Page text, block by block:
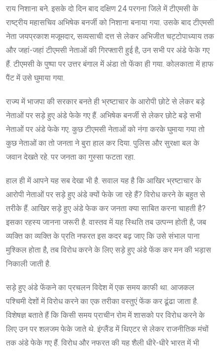
राय निशाना बने. इसके दो दिन बाद दक्षिण 24 परगना जिले में टीएमसी के
राष्ट्रीय महासचिव अभिषेक बनर्जी को निशाना बनाया गया. उसके बाद टीएमसी
नेता जयप्रकाश मजूमदार, सव्यसाची दत्त से लेकर अभिजीत चट्टोपाध्याय तक
और जहां-जहां टीएमसी नेताओं की गिरफ्तारी हुई है, उन सभी पर अंडे फेके गए
हैं. टीएमसी के पुष्पा पर उत्तर बंगाल में अंडा तो फेंका ही गया. कोलकाता में हाफ
पैंट में उसे घुमाया गया.
राज्य में भाजपा की सरकार बनते ही भ्रष्टाचार के आरोपी छोटे से लेकर बड़े
नेताओं पर सड़े हुए अंडे फेके गए हैं. अभिषेक बनर्जी से लेकर छोटे बड़े सभी
नेताओं पर अंडे फेके गए. कुछ टीएमसी नेताओं को नंगा करके घुमाया गया तो
कुछ नेताओं का तो जनता ने बुरा हाल कर दिया. पुलिस और सुरक्षा बल के
जवान देखते रहे. पर जनता का गुस्सा फटता रहा.
हाल ही में आपने यह सब देखा भी है. सवाल यह है कि आखिर भ्रष्टाचार के
आरोपी नेताओं पर सड़े हुए अंडे क्यों फेके जा रहे हैं? विरोध करने के बहुत से
तरीके हैं. आखिर सड़े हुए अंडे फेक कर जनता क्या साबित करना चाहती है?
इसका रहस्य जानना जरूरी है. वास्तव में यह स्थिति तब उत्पन्न होती है, जब
व्यक्ति का व्यक्ति के प्रति नफरत इस कदर बढ़ जाए कि उसे संभाल पाना
मुश्किल होता है, तब विरोध करने के लिए सड़े हुए अंडे फेंक कर मन की भड़ास
निकाली जाती है.
सड़े हुए अंडे फेंकने का प्रचलन विदेश में एक समय काफी था. आजकल
पश्चिमी देशों में विरोध करने का एक तरीका वस्तुएं फेंक कर ढूंढा जाता है.
विशेषज्ञ बताते हैं कि किसी समय प्राचीन रोम में शासको पर विरोध करने के
लिए उन पर शलजम फेके जाते थे. इंग्लैंड में थिएटर से लेकर राजनीतिक मंचों
तक अंडे फेके गए हैं. विरोध और नफरत की यह शैली धीरे-धीरे भारत में भी